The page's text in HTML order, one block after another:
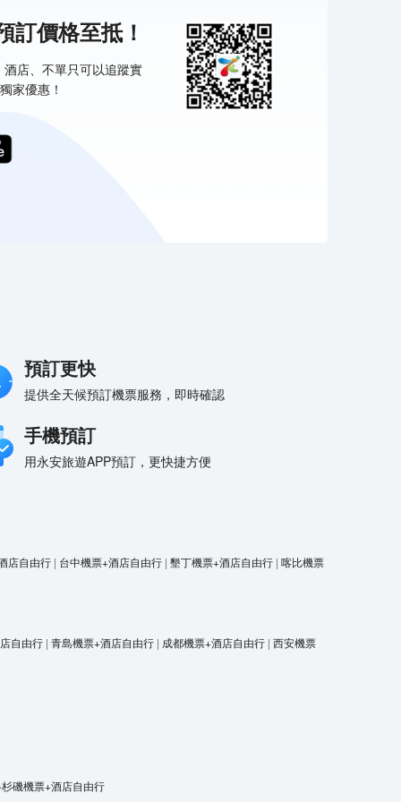
訂價格至抵！
店、不單只可以追蹤實
家優惠！
預訂更快
提供全天候預訂機票服務，即時確認
手機預訂
用永安旅遊APP預訂，更快捷方便
店自由行 | 台中機票+酒店自由行 | 墾丁機票+酒店自由行 | 喀比機票
自由行 | 青島機票+酒店自由行 | 成都機票+酒店自由行 | 西安機票
磯機票+酒店自由行